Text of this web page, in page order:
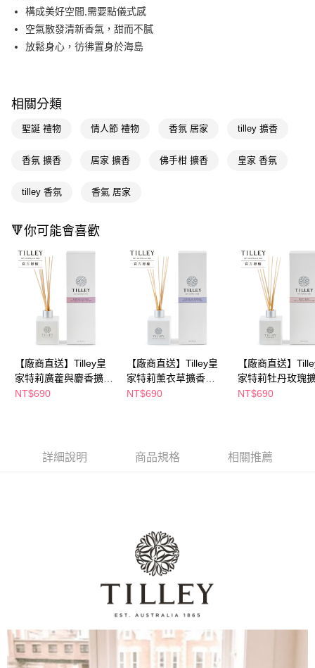
Apple Pay
街口支付
AFTEE先享後付
相關說明
AFTEE先享後付是「在收到商品之後才付款」的支付方式。 讓您購物簡單
２．便利：只要手機號碼，簡訊認證，即可結帳。
【「AFTEE先享後付」結帳流程】
結帳頁面，進行簡訊認證並確認金額後，即可完成結帳。
２．訂單成立數日內，您將收到繳費通知簡訊。
３．收到繳費通知簡訊後14天內，點擊此簡訊中的連結，可透過四大超商／
ATM／網路銀行／等多元方式進行付款，方視為交易完成。
※ 請注意：結帳手續完成當下不需立刻繳費，但若您需要取消訂單，請聯絡
購買商品的店家。未經商家同意取消之訂單仍視為有效，需透過AFTEE先享
後付繳納相關費用。
※ 交易是否成功請以「AFTEE先享後付 」之結帳頁面顯示為準，若有關於
是否繳費成功／繳費後需取消欲退款等相關疑問，請聯繫「AFTEE先享後付
客戶支援中心」https://netprotections.freshdesk.com/support/home
【注意事項】
２．關於個人資料處理事宜，請瀏覽以下網址：
https://aftee.tw/terms/#terms3
５．嚴禁一人註冊多個帳號或使用他人資訊註冊。若發現惡意使用之情形，
恩沛科技股份有限公司將有權停止該用戶之使用額度並採取法律行動。
運送方式
宅配(廠商直送🚚)
宅配(離島廠商直送🚚)
每筆NT$300
構成美好空間,需要點儀式感
空氣散發清新香氣，甜而不膩
放鬆身心，彷彿置身於海島
相關分類
聖誕 禮物 情人節 禮物 香氛 居家 tilley 擴香
香氛 擴香 居家 擴香 佛手柑 擴香 皇家 香氛
tilley 香氛 香氣 居家
🔻你可能會喜歡
【廠商直送】Tilley皇
家特莉廣藿與麝香擴香
150ml
NT$690
【廠商直送】Tilley皇
家特莉薰衣草擴香
150ml
NT$690
【廠商直送】
家特莉牡丹玫瑰
150ml
NT$690
詳細說明 商品規格 相關推薦